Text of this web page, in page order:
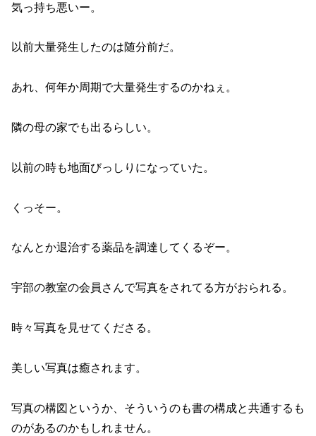
気っ持ち悪いー。
以前大量発生したのは随分前だ。
あれ、何年か周期で大量発生するのかねぇ。
隣の母の家でも出るらしい。
以前の時も地面びっしりになっていた。
くっそー。
なんとか退治する薬品を調達してくるぞー。
宇部の教室の会員さんで写真をされてる方がおられる。
時々写真を見せてくださる。
美しい写真は癒されます。
写真の構図というか、そういうのも書の構成と共通するも
のがあるのかもしれません。